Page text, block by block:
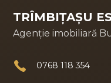
TRÎMBIȚAȘU
Agenție imobiliară
0768 118 354